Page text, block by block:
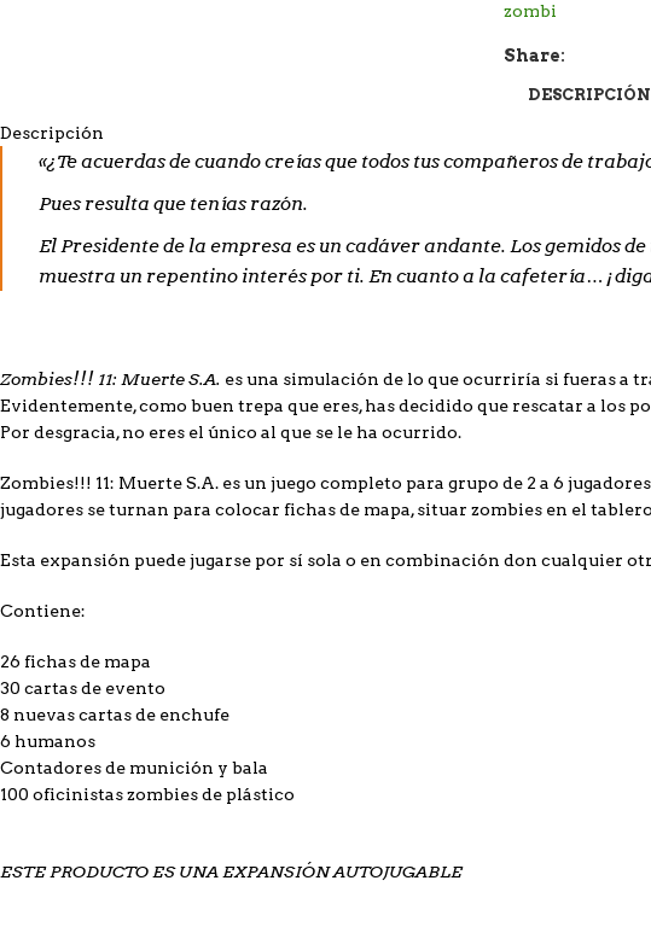
zombi
Share:
DESCRIPCIÓN
Descripción
«¿Te acuerdas de cuando creías que todos tus compañeros de
Pues resulta que tenías razón.
El Presidente de la empresa es un cadáver andante. Los gemidos
muestra un repentino interés por ti. En cuanto a la cafetería…
Zombies!!! 11: Muerte S.A. es una simulación de lo que ocurriría si fueras a
Evidentemente, como buen trepa que eres, has decidido que rescatar a
Por desgracia, no eres el único al que se le ha ocurrido.
Zombies!!! 11: Muerte S.A. es un juego completo para grupo de 2 a 6
jugadores se turnan para colocar fichas de mapa, situar zombies en el
Esta expansión puede jugarse por sí sola o en combinación don cualquier
Contiene:
26 fichas de mapa
30 cartas de evento
8 nuevas cartas de enchufe
6 humanos
Contadores de munición y bala
100 oficinistas zombies de plástico
ESTE PRODUCTO ES UNA EXPANSIÓN AUTOJUGABLE